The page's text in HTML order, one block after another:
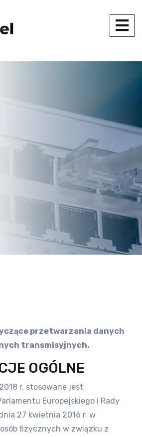
przetwarzania danych
transmisyjnych.
OGÓLNE
r. stosowane jest
Europejskiego i Rady
27 kwietnia 2016 r. w
fizycznych w związku z